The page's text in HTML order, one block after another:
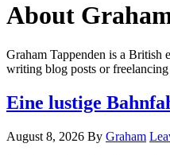
About
Graham Tappenden is a British
writing blog posts or
Eine lustige
August 8, 2026 By Graham